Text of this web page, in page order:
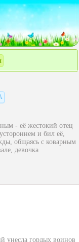
- её жестокий отец
и бил её,
общаясь с коварным
девочка
унесла гордых воинов